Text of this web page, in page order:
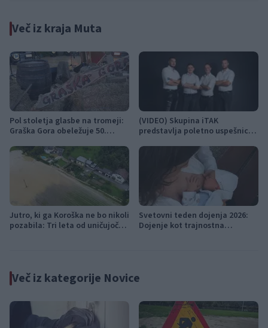
Več iz kraja Muta
Pol stoletja glasbe na tromeji:
Graška Gora obeležuje 50.
zabavne glasbe
(VIDEO) Skupina iTAK
predstavlja poletno uspešnico
Jutro, ki ga Koroška ne bo nikoli
pozabila: Tri leta od uničujoče
Svetovni teden dojenja 2026:
Dojenje kot trajnostna
Več iz kategorije Novice